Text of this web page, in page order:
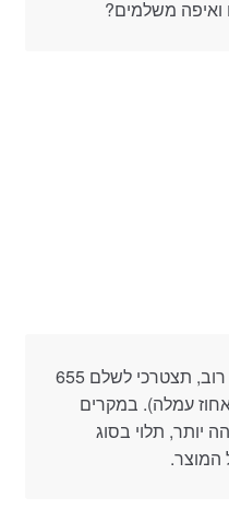
משלמים?
תלוי מה יש בחבילה. על פי רוב, תצטרכי לשלם 655
שזה 560 * 1.17 (17 אחוז עמלה). במקרים
יותר, תלוי בסוג
המוצר.